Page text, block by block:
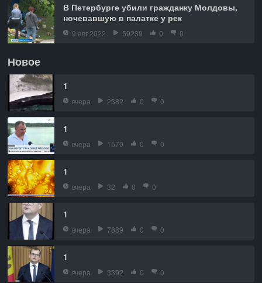
В Петербурге убили гражданку Молдовы,
ночевавшую в палатке у рек
9 авг 2022 59239 0 0
Новое
1
вчера 2382 0 0
1
вчера 1570 0 0
1
вчера 32 0 0
1
вчера 7889 0 0
1
вчера 3392 0 0